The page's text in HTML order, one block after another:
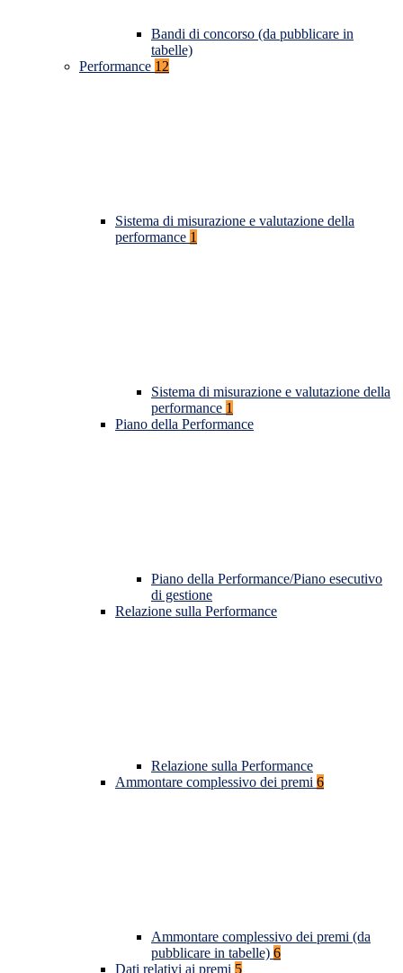
Bandi di concorso (da pubblicare in
tabelle)
Performance 12
Sistema di misurazione e valutazione della
performance 1
Sistema di misurazione e valutazione della
performance 1
Piano della Performance
Piano della Performance/Piano esecutivo
di gestione
Relazione sulla Performance
Relazione sulla Performance
Ammontare complessivo dei premi 6
Ammontare complessivo dei premi (da
pubblicare in tabelle) 6
Dati relativi ai premi 5